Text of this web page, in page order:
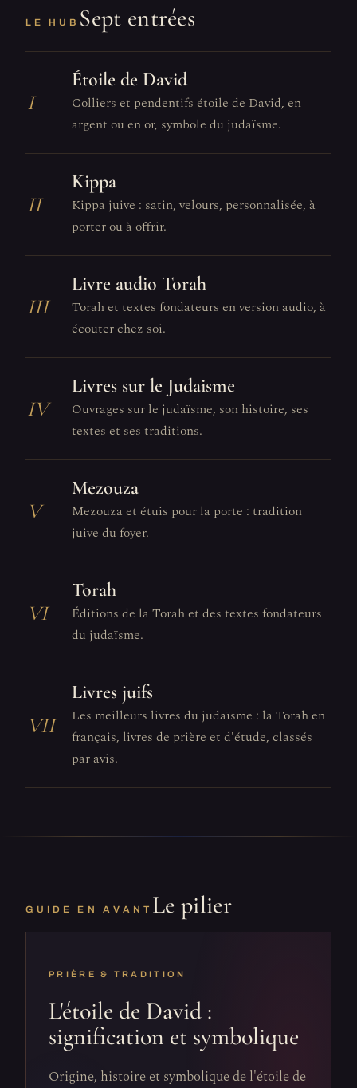
LE HUB Sept entrées
I
Étoile de David
Colliers et pendentifs étoile de David, en
argent ou en or, symbole du judaïsme.
II
Kippa
Kippa juive : satin, velours, personnalisée, à
porter ou à offrir.
III
Livre audio Torah
Torah et textes fondateurs en version audio, à
écouter chez soi.
IV
Livres sur le Judaisme
Ouvrages sur le judaïsme, son histoire, ses
textes et ses traditions.
V
Mezouza
Mezouza et étuis pour la porte : tradition
juive du foyer.
VI
Torah
Éditions de la Torah et des textes fondateurs
du judaïsme.
VII
Livres juifs
Les meilleurs livres du judaïsme : la Torah en
français, livres de prière et d'étude, classés
par avis.
GUIDE EN AVANT Le pilier
PRIÈRE & TRADITION
L'étoile de David :
signification et symbolique
Origine, histoire et symbolique de l'étoile de